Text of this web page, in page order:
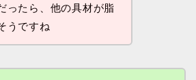
ったら、他の具材が脂
うですね